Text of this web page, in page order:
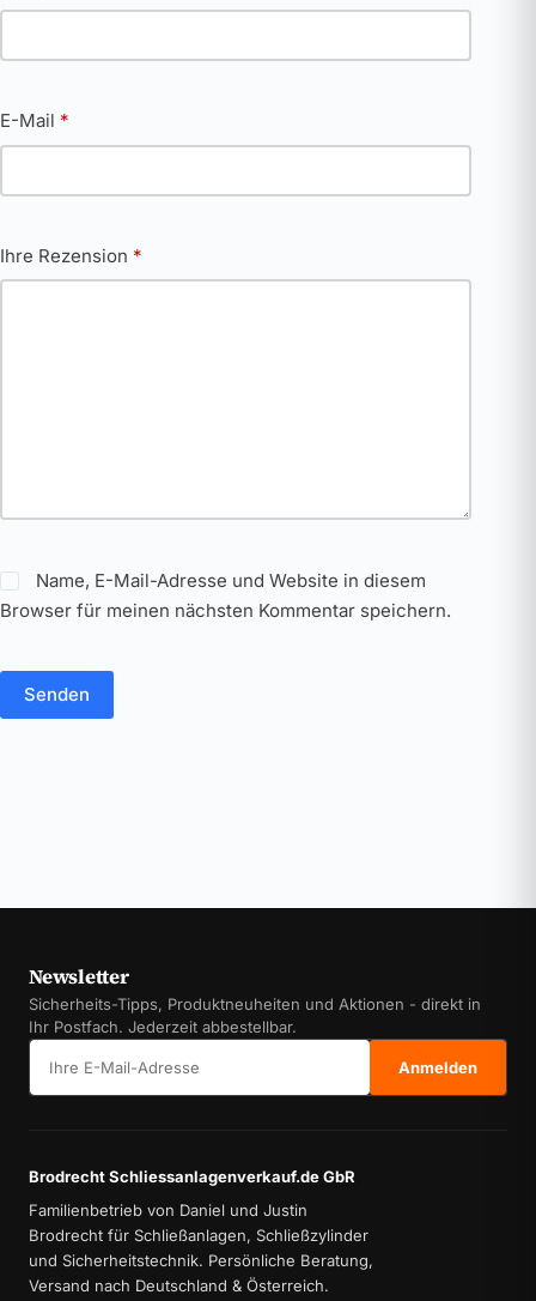
E-Mail *
Ihre Rezension *
Name, E-Mail-Adresse und Website in diesem
Browser für meinen nächsten Kommentar speichern.
Senden
Newsletter
Sicherheits-Tipps, Produktneuheiten und Aktionen - direkt in
Ihr Postfach. Jederzeit abbestellbar.
Anmelden
Brodrecht Schliessanlagenverkauf.de GbR
Familienbetrieb von Daniel und Justin
Brodrecht für Schließanlagen, Schließzylinder
und Sicherheitstechnik. Persönliche Beratung,
Versand nach Deutschland & Österreich.